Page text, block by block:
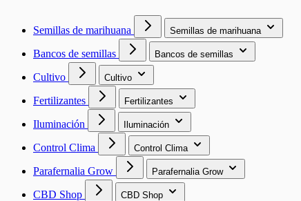
Semillas de marihuana Semillas de marihuana
Bancos de semillas Bancos de semillas
Cultivo Cultivo
Fertilizantes Fertilizantes
Iluminación Iluminación
Control Clima Control Clima
Parafernalia Grow Parafernalia Grow
CBD Shop CBD Shop